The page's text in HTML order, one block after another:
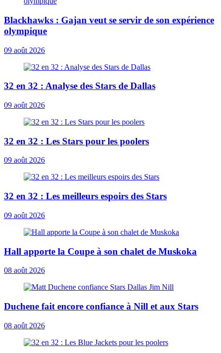
Blackhawks : Gajan veut se servir de son expérience
olympique
09 août 2026
32 en 32 : Analyse des Stars de Dallas
09 août 2026
32 en 32 : Les Stars pour les poolers
09 août 2026
32 en 32 : Les meilleurs espoirs des Stars
09 août 2026
Hall apporte la Coupe à son chalet de Muskoka
08 août 2026
Duchene fait encore confiance à Nill et aux Stars
08 août 2026